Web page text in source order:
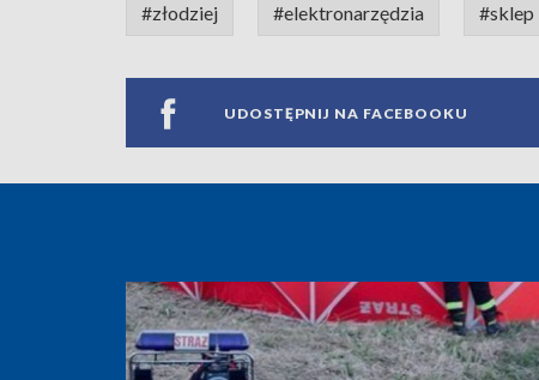
#złodziej #elektronarzędzia #sklep
UDOSTĘPNIJ NA FACEBOOKU